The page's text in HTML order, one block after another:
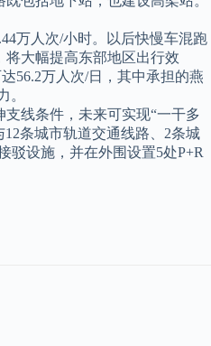
万人次/小时。以后快慢车混跑
将大幅提高东部地区出行效
56.2万人次/日，其中承担的燕
。
线条件，未来可实现“一干多
条城市轨道交通线路、2条城
驳设施，并在外围设置5处P+R